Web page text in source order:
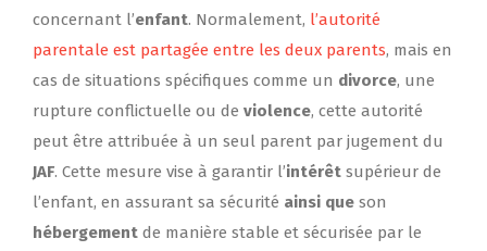
concernant l’enfant. Normalement, l’autorité
parentale est partagée entre les deux parents, mais en
cas de situations spécifiques comme un divorce, une
rupture conflictuelle ou de violence, cette autorité
peut être attribuée à un seul parent par jugement du
JAF. Cette mesure vise à garantir l’intérêt supérieur de
l’enfant, en assurant sa sécurité ainsi que son
hébergement de manière stable et sécurisée par le